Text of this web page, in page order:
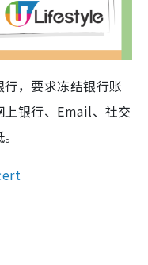
，要求冻结银行账
银行、Email、社交